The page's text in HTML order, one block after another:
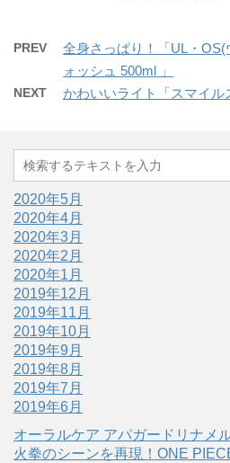
PREV
全身さっぱり！「UL・
ォッシュ 500ml 」
NEXT かわいいライト「スマイル
2020年5月
2020年4月
2020年3月
2020年2月
2020年1月
2019年12月
2019年11月
2019年10月
2019年9月
2019年8月
2019年7月
2019年6月
オーラルケア アパガードリナメ
火拳のシーンを再現！ONE